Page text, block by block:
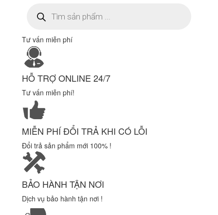
kiếm
sản
Tư vấn miễn phí
HỖ TRỢ ONLINE 24/7
Tư vấn miễn phí!
MIỄN PHÍ ĐỔI TRẢ KHI CÓ LỖI
Đổi trả sản phẩm mới 100% !
BẢO HÀNH TẬN NƠI
Dịch vụ bảo hành tận nơi !